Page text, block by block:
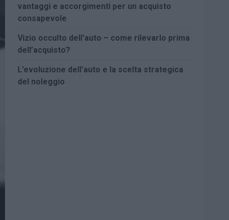
vantaggi e accorgimenti per un acquisto
consapevole
Vizio occulto dell’auto – come rilevarlo prima
dell’acquisto?
L’evoluzione dell’auto e la scelta strategica
del noleggio